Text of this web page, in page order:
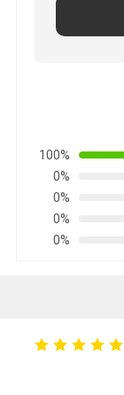
100%
0%
0%
0%
0%